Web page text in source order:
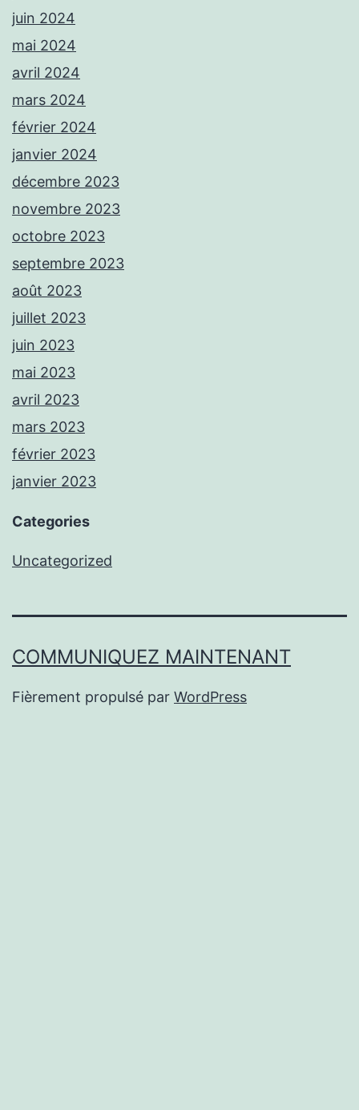
juin 2024
mai 2024
avril 2024
mars 2024
février 2024
janvier 2024
décembre 2023
novembre 2023
octobre 2023
septembre 2023
août 2023
juillet 2023
juin 2023
mai 2023
avril 2023
mars 2023
février 2023
janvier 2023
Categories
Uncategorized
COMMUNIQUEZ MAINTENANT
Fièrement propulsé par WordPress